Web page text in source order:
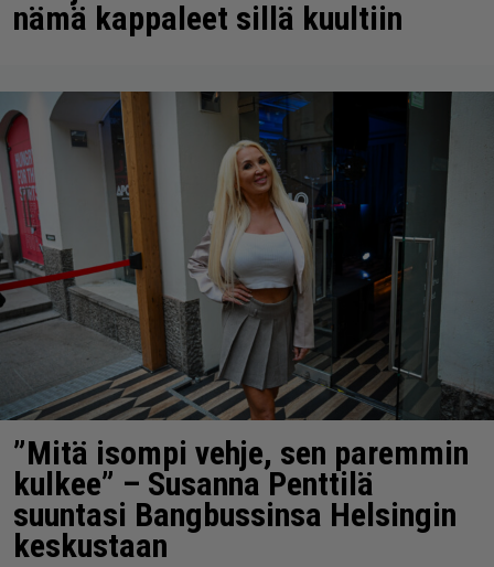
nämä kappaleet sillä kuultiin
”Mitä isompi vehje, sen paremmin
kulkee” – Susanna Penttilä
suuntasi Bangbussinsa Helsingin
keskustaan